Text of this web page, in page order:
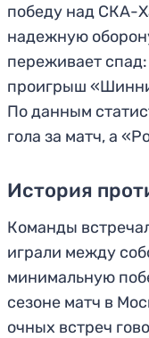
победу над СКА-
надежную
переживает
проигрыш
По данным
гола за матч, а
История
Команды
играли между
минимальную
сезоне матч в
очных встреч